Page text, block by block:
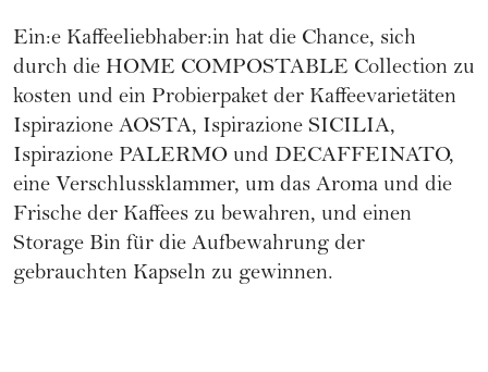
Ein:e Kaffeeliebhaber:in hat die Chance, sich
durch die HOME COMPOSTABLE Collection zu
kosten und ein Probierpaket der Kaffeevarietäten
Ispirazione AOSTA, Ispirazione SICILIA,
Ispirazione PALERMO und DECAFFEINATO,
eine Verschlussklammer, um das Aroma und die
Frische der Kaffees zu bewahren, und einen
Storage Bin für die Aufbewahrung der
gebrauchten Kapseln zu gewinnen.